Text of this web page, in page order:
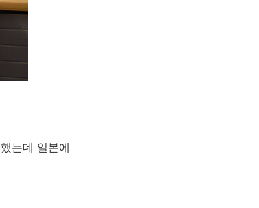
는데 일본에